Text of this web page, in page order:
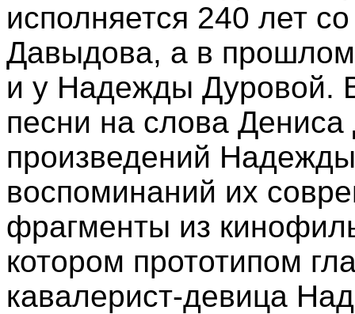
исполняется 240 лет
Давыдова, а в
и у Надежды Дуровой.
песни на слова
произведений
воспоминаний их
фрагменты из
котором прототипом
кавалерист-девица